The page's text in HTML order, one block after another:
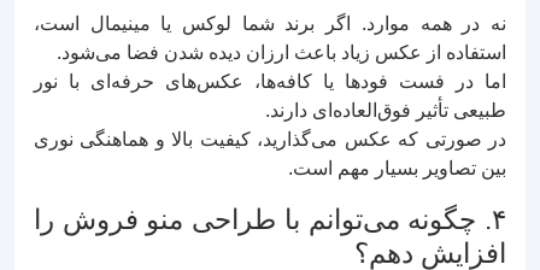
نه در همه موارد. اگر برند شما لوکس یا مینیمال است،
استفاده از عکس زیاد باعث ارزان دیده شدن فضا می‌شود.
اما در فست‌ فودها یا کافه‌ها، عکس‌های حرفه‌ای با نور
طبیعی تأثیر فوق‌العاده‌ای دارند.
در صورتی که عکس می‌گذارید، کیفیت بالا و هماهنگی نوری
بین تصاویر بسیار مهم است.
۴. چگونه می‌توانم با طراحی منو فروش را
افزایش دهم؟